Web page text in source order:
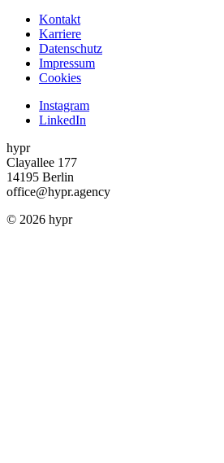
Kontakt
Karriere
Datenschutz
Impressum
Cookies
Instagram
LinkedIn
hypr
Clayallee 177
14195 Berlin
office@hypr.agency
© 2026 hypr